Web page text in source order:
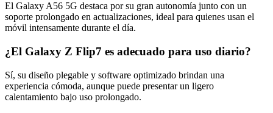
El Galaxy A56 5G destaca por su gran autonomía junto con un
soporte prolongado en actualizaciones, ideal para quienes usan el
móvil intensamente durante el día.
¿El Galaxy Z Flip7 es adecuado para uso diario?
Sí, su diseño plegable y software optimizado brindan una
experiencia cómoda, aunque puede presentar un ligero
calentamiento bajo uso prolongado.